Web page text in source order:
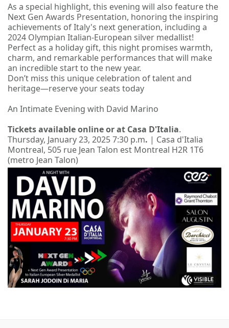
As a special highlight, this evening will also feature the
Next Gen Awards Presentation, honoring the inspiring
achievements of Italy's next generation, including a
2024 Olympian Italian-European silver medallist!
Perfect as a holiday gift, this night promises warmth,
charm, and remarkable performances that will make
an incredible start to the new year.
Don’t miss this unique celebration of talent and
heritage—reserve your seats today
An Intimate Evening with David Marino
Tickets available online or at Casa D'Italia.
Thursday, January 23, 2025 7:30 p.m. | Casa d'Italia
Montreal, 505 rue Jean Talon est Montreal H2R 1T6
(metro Jean Talon)